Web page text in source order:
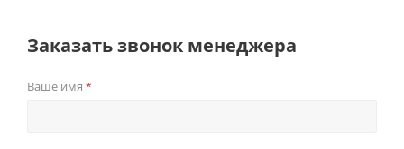
Заказать звонок менеджера
Ваше имя *